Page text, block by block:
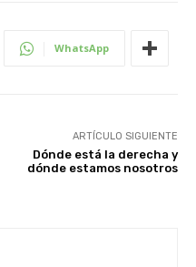
WhatsApp
ARTÍCULO SIGUIENTE
Dónde está la derecha y
dónde estamos nosotros